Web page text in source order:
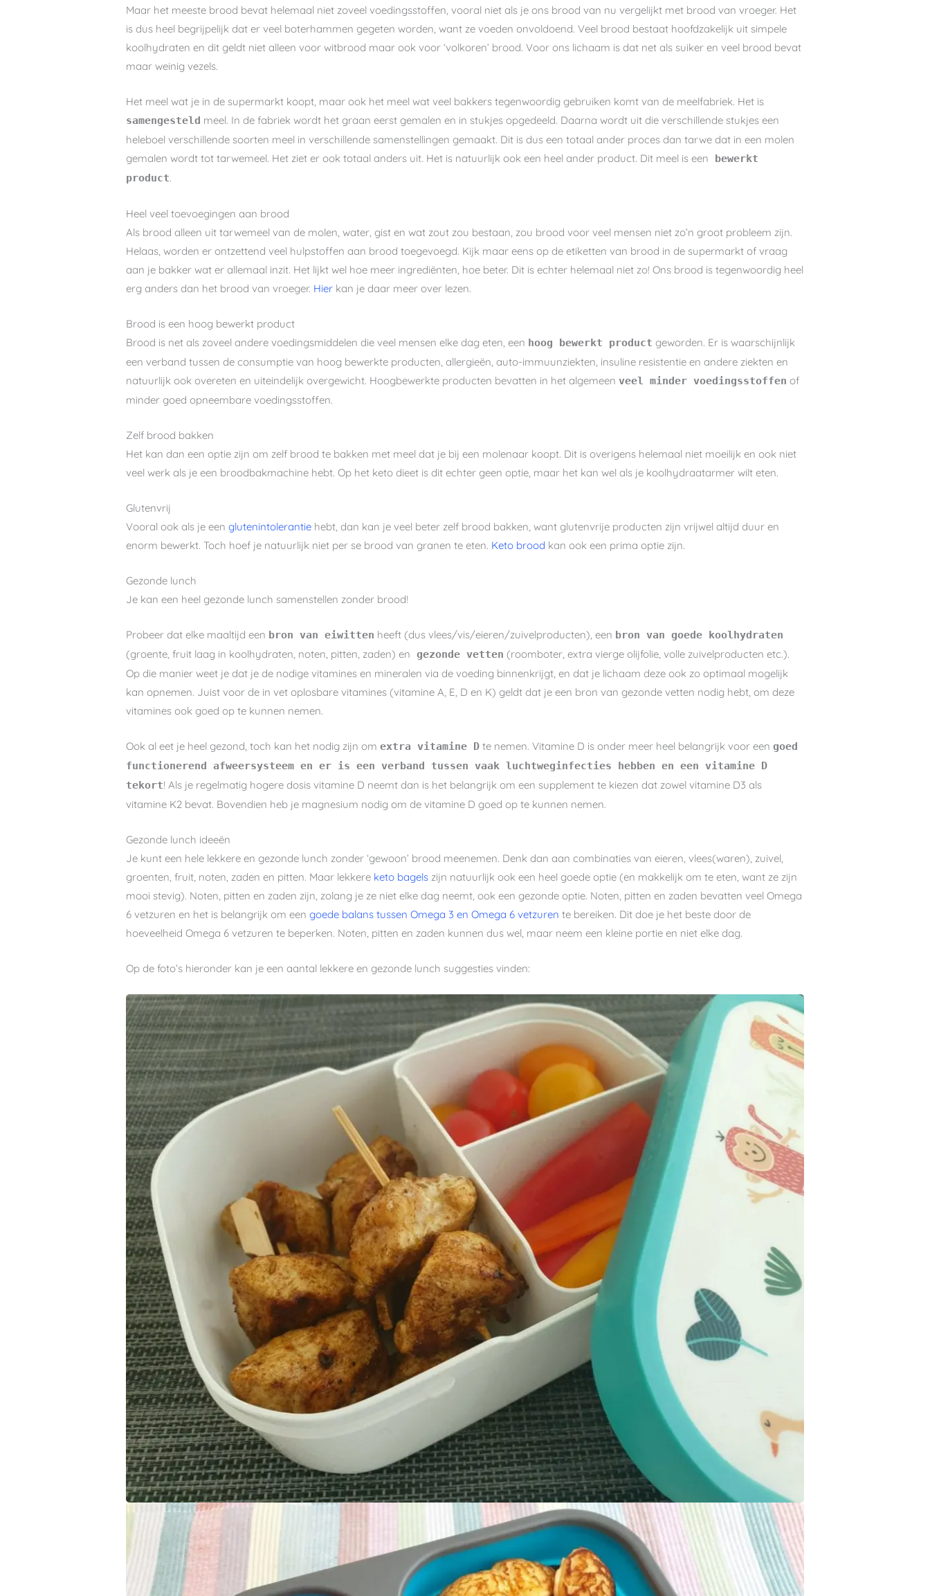
Maar het meeste brood bevat helemaal niet zoveel voedingsstoffen, vooral niet als je ons brood van nu vergelijkt met brood van vroeger. Het
is dus heel begrijpelijk dat er veel boterhammen gegeten worden, want ze voeden onvoldoend. Veel brood bestaat hoofdzakelijk uit simpele
koolhydraten en dit geldt niet alleen voor witbrood maar ook voor ‘volkoren’ brood. Voor ons lichaam is dat net als suiker en veel brood bevat
maar weinig vezels.
Het meel wat je in de supermarkt koopt, maar ook het meel wat veel bakkers tegenwoordig gebruiken komt van de meelfabriek. Het is
samengesteld meel. In de fabriek wordt het graan eerst gemalen en in stukjes opgedeeld. Daarna wordt uit die verschillende stukjes een
heleboel verschillende soorten meel in verschillende samenstellingen gemaakt. Dit is dus een totaal ander proces dan tarwe dat in een molen
gemalen wordt tot tarwemeel. Het ziet er ook totaal anders uit. Het is natuurlijk ook een heel ander product. Dit meel is een bewerkt
product.
Heel veel toevoegingen aan brood
Als brood alleen uit tarwemeel van de molen, water, gist en wat zout zou bestaan, zou brood voor veel mensen niet zo’n groot probleem zijn.
Helaas, worden er ontzettend veel hulpstoffen aan brood toegevoegd. Kijk maar eens op de etiketten van brood in de supermarkt of vraag
aan je bakker wat er allemaal inzit. Het lijkt wel hoe meer ingrediënten, hoe beter. Dit is echter helemaal niet zo! Ons brood is tegenwoordig heel
erg anders dan het brood van vroeger. Hier kan je daar meer over lezen.
Brood is een hoog bewerkt product
Brood is net als zoveel andere voedingsmiddelen die veel mensen elke dag eten, een hoog bewerkt product geworden. Er is waarschijnlijk
een verband tussen de consumptie van hoog bewerkte producten, allergieën, auto-immuunziekten, insuline resistentie en andere ziekten en
natuurlijk ook overeten en uiteindelijk overgewicht. Hoogbewerkte producten bevatten in het algemeenveel minder voedingsstoffen of
minder goed opneembare voedingsstoffen.
Zelf brood bakken
Het kan dan een optie zijn om zelf brood te bakken met meel dat je bij een molenaar koopt. Dit is overigens helemaal niet moeilijk en ook niet
veel werk als je een broodbakmachine hebt. Op het keto dieet is dit echter geen optie, maar het kan wel als je koolhydraatarmer wilt eten.
Glutenvrij
Vooral ook als je eenglutenintolerantie hebt, dan kan je veel beter zelf brood bakken, want glutenvrije producten zijn vrijwel altijd duur en
enorm bewerkt. Toch hoef je natuurlijk niet per se brood van granen te eten. Keto brood kan ook een prima optie zijn.
Gezonde lunch
Je kan een heel gezonde lunch samenstellen zonder brood!
Probeer dat elke maaltijd een bron van eiwitten heeft (dus vlees/vis/eieren/zuivelproducten), een bron van goede koolhydraten
(groente, fruit laag in koolhydraten, noten, pitten, zaden) en gezonde vetten (roomboter, extra vierge olijfolie, volle zuivelproducten etc.).
Op die manier weet je dat je de nodige vitamines en mineralen via de voeding binnenkrijgt, en dat je lichaam deze ook zo optimaal mogelijk
kan opnemen. Juist voor de in vet oplosbare vitamines (vitamine A, E, D en K) geldt dat je een bron van gezonde vetten nodig hebt, om deze
vitamines ook goed op te kunnen nemen.
Ook al eet je heel gezond, toch kan het nodig zijn omextra vitamine D te nemen. Vitamine D is onder meer heel belangrijk voor eengoed
functionerend afweersysteem en er is een verband tussen vaak luchtweginfecties hebben en een vitamine D
tekort! Als je regelmatig hogere dosis vitamine D neemt dan is het belangrijk om een supplement te kiezen dat zowel vitamine D3 als
vitamine K2 bevat. Bovendien heb je magnesium nodig om de vitamine D goed op te kunnen nemen.
Gezonde lunch ideeën
Je kunt een hele lekkere en gezonde lunch zonder ‘gewoon’ brood meenemen. Denk dan aan combinaties van eieren, vlees(waren), zuivel,
groenten, fruit, noten, zaden en pitten. Maar lekkere keto bagels zijn natuurlijk ook een heel goede optie (en makkelijk om te eten, want ze zijn
mooi stevig). Noten, pitten en zaden zijn, zolang je ze niet elke dag neemt, ook een gezonde optie. Noten, pitten en zaden bevatten veel Omega
6 vetzuren en het is belangrijk om eengoede balans tussen Omega 3 en Omega 6 vetzuren te bereiken. Dit doe je het beste door de
hoeveelheid Omega 6 vetzuren te beperken. Noten, pitten en zaden kunnen dus wel, maar neem een kleine portie en niet elke dag.
Op de foto’s hieronder kan je een aantal lekkere en gezonde lunch suggesties vinden: